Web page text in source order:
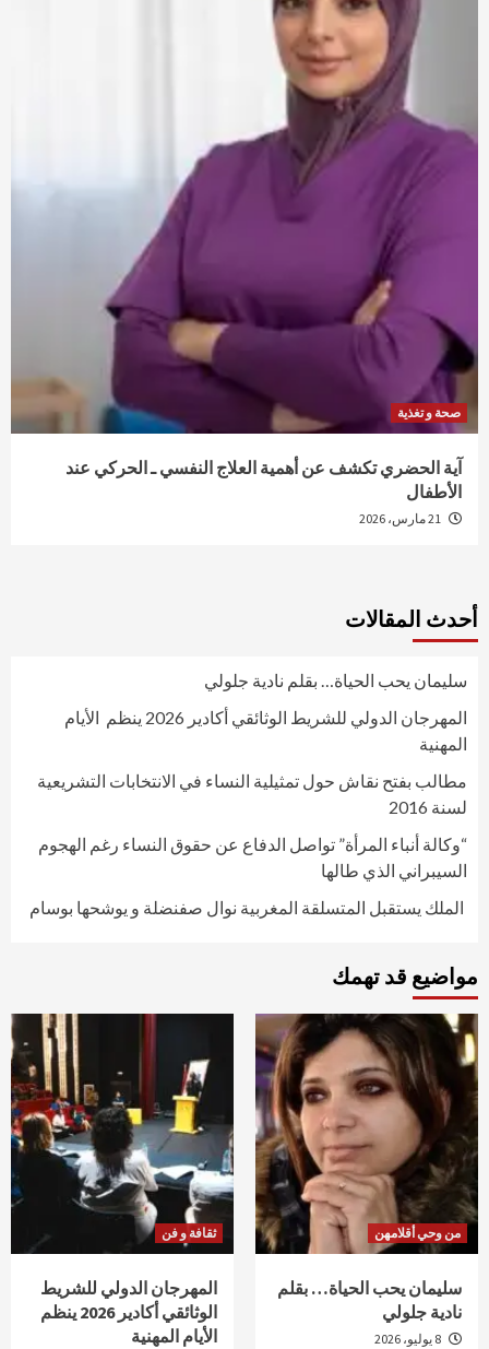
صحة و تغذية
آية الحضري تكشف عن أهمية العلاج النفسي ـ الحركي عند
الأطفال
أحدث المقالات
سليمان يحب الحياة… بقلم نادية جلولي
المهرجان الدولي للشريط الوثائقي أكادير 2026 ينظم الأيام
المهنية
مطالب بفتح نقاش حول تمثيلية النساء في الانتخابات التشريعية
لسنة 2016
“وكالة أنباء المرأة” تواصل الدفاع عن حقوق النساء رغم الهجوم
السيبراني الذي طالها
الملك يستقبل المتسلقة المغربية نوال صفنضلة و يوشحها بوسام
مواضيع قد تهمك
من وحي أقلامهن
سليمان يحب الحياة… بقلم
نادية جلولي
ثقافة و فن
المهرجان الدولي للشريط
الوثائقي أكادير 2026 ينظم
الأيام المهنية